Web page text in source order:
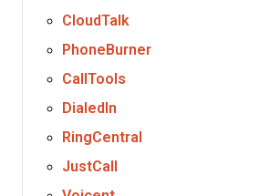
CloudTalk
PhoneBurner
CallTools
DialedIn
RingCentral
JustCall